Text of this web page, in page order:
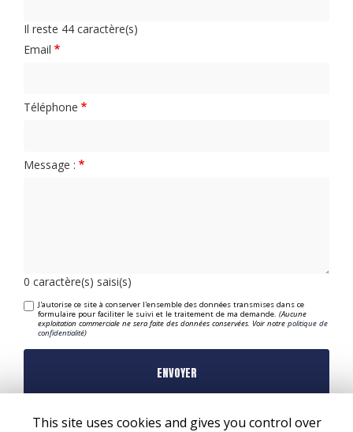
Il reste 44 caractère(s)
Email
Téléphone
Message :
0 caractère(s) saisi(s)
J'autorise ce site à conserver l'ensemble des données transmises dans ce
formulaire pour faciliter le suivi et le traitement de ma demande.(Aucune
exploitation commerciale ne sera faite des données conservées. Voir notrepolitique de
confidentialité)
This site uses cookies and gives you control over